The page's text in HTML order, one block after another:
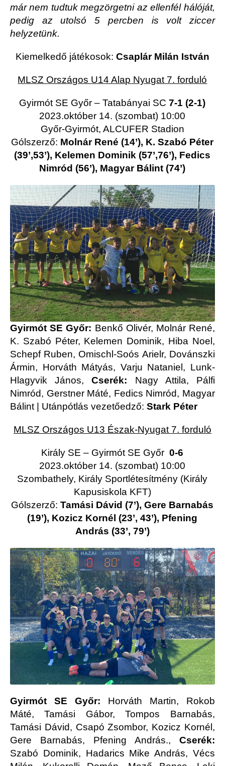
már nem tudtuk megzörgetni az ellenfél hálóját,
pedig az utolsó 5 percben is volt ziccer
helyzetünk.
Kiemelkedő játékosok: Csaplár Milán István
MLSZ Országos U14 Alap Nyugat 7. forduló
Gyirmót SE Győr – Tatabányai SC7-1 (2-1)
2023.október 14. (szombat) 10:00
Győr-Gyirmót, ALCUFER Stadion
Gólszerző: Molnár René (14’), K. Szabó Péter
(39’,53’), Kelemen Dominik (57’,76’), Fedics
Nimród (56’), Magyar Bálint (74’)
Gyirmót SE Győr: Benkő Olivér, Molnár René,
K. Szabó Péter, Kelemen Dominik, Hiba Noel,
Schepf Ruben, Omischl-Soós Arielr, Dovánszki
Ármin, Horváth Mátyás, Varju Nataniel, Lunk-
Hlagyvik János,Cserék: Nagy Attila, Pálfi
Nimród, Gerstner Máté, Fedics Nimród, Magyar
Bálint | Utánpótlás vezetőedző: Stark Péter
MLSZ Országos U13 Észak-Nyugat 7. forduló
Király SE – Gyirmót SE Győr0-6
2023.október 14. (szombat) 10:00
Szombathely, Király Sportlétesítmény (Király
Kapusiskola KFT)
Gólszerző:Tamási Dávid (7’), Gere Barnabás
(19’), Kozicz Kornél (23’, 43’), Pfening
András (33’, 79’)
Gyirmót SE Győr: Horváth Martin, Rokob
Máté, Tamási Gábor, Tompos Barnabás,
Tamási Dávid, Csapó Zsombor, Kozicz Kornél,
Gere Barnabás, Pfening András., Cserék:
Szabó Dominik, Hadarics Mike András, Vécs